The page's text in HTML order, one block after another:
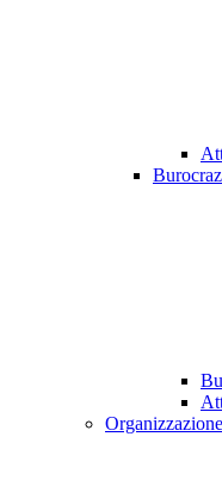
Organizzazione